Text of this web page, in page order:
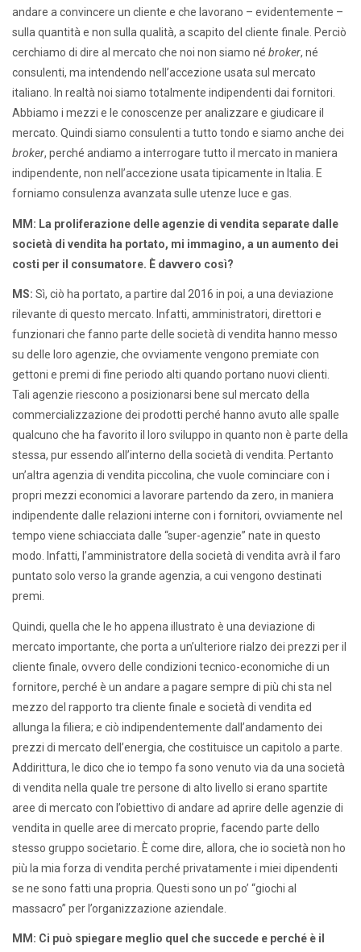
andare a convincere un cliente e che lavorano – evidentemente –
sulla quantità e non sulla qualità, a scapito del cliente finale. Perciò
cerchiamo di dire al mercato che noi non siamo né broker, né
consulenti, ma intendendo nell’accezione usata sul mercato
italiano. In realtà noi siamo totalmente indipendenti dai fornitori.
Abbiamo i mezzi e le conoscenze per analizzare e giudicare il
mercato. Quindi siamo consulenti a tutto tondo e siamo anche dei
broker, perché andiamo a interrogare tutto il mercato in maniera
indipendente, non nell’accezione usata tipicamente in Italia. E
forniamo consulenza avanzata sulle utenze luce e gas.
MM: La proliferazione delle agenzie di vendita separate dalle
società di vendita ha portato, mi immagino, a un aumento dei
costi per il consumatore. È davvero così?
MS: Sì, ciò ha portato, a partire dal 2016 in poi, a una deviazione
rilevante di questo mercato. Infatti, amministratori, direttori e
funzionari che fanno parte delle società di vendita hanno messo
su delle loro agenzie, che ovviamente vengono premiate con
gettoni e premi di fine periodo alti quando portano nuovi clienti.
Tali agenzie riescono a posizionarsi bene sul mercato della
commercializzazione dei prodotti perché hanno avuto alle spalle
qualcuno che ha favorito il loro sviluppo in quanto non è parte della
stessa, pur essendo all’interno della società di vendita. Pertanto
un’altra agenzia di vendita piccolina, che vuole cominciare con i
propri mezzi economici a lavorare partendo da zero, in maniera
indipendente dalle relazioni interne con i fornitori, ovviamente nel
tempo viene schiacciata dalle “super-agenzie” nate in questo
modo. Infatti, l’amministratore della società di vendita avrà il faro
puntato solo verso la grande agenzia, a cui vengono destinati
premi.
Quindi, quella che le ho appena illustrato è una deviazione di
mercato importante, che porta a un’ulteriore rialzo dei prezzi per il
cliente finale, ovvero delle condizioni tecnico-economiche di un
fornitore, perché è un andare a pagare sempre di più chi sta nel
mezzo del rapporto tra cliente finale e società di vendita ed
allunga la filiera; e ciò indipendentemente dall’andamento dei
prezzi di mercato dell’energia, che costituisce un capitolo a parte.
Addirittura, le dico che io tempo fa sono venuto via da una società
di vendita nella quale tre persone di alto livello si erano spartite
aree di mercato con l’obiettivo di andare ad aprire delle agenzie di
vendita in quelle aree di mercato proprie, facendo parte dello
stesso gruppo societario. È come dire, allora, che io società non ho
più la mia forza di vendita perché privatamente i miei dipendenti
se ne sono fatti una propria. Questi sono un po’ “giochi al
massacro” per l’organizzazione aziendale.
MM: Ci può spiegare meglio quel che succede e perché è il